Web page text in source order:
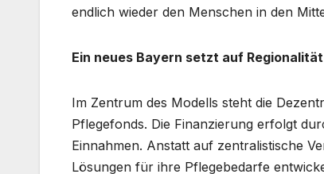
endlich wieder den Menschen in den
Ein neues Bayern setzt auf
Im Zentrum des Modells steht die
Pflegefonds. Die Finanzierung erfolgt
Einnahmen. Anstatt auf zentralistische
Lösungen für ihre Pflegebedarfe